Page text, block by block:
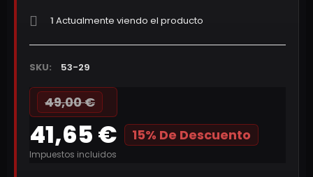
1 Actualmente viendo el producto
SKU: 53-29
49,00 €
41,65 € 15% De Descuento
Impuestos incluidos